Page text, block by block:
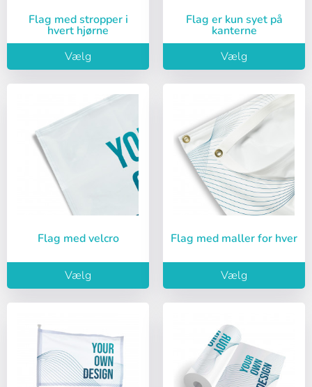
Flag med stropper i
hvert hjørne
Vælg
Flag er kun syet på
kanterne
Vælg
Flag med velcro
Vælg
Flag med maller for hver
Vælg